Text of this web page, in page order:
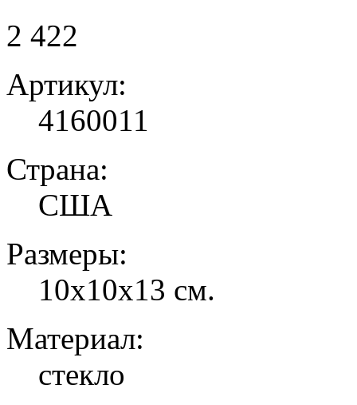
2 422
Артикул:
4160011
Страна:
США
Размеры:
10х10х13 см.
Материал:
стекло